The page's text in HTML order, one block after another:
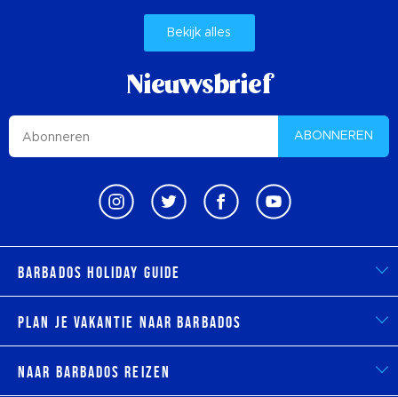
Bekijk alles
Nieuwsbrief
ABONNEREN
Barbados Holiday Guide
Plan je vakantie naar Barbados
Naar Barbados reizen